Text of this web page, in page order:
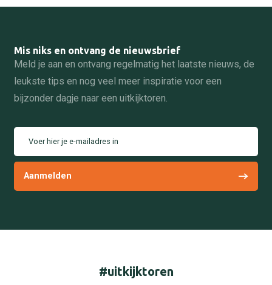
Mis niks en ontvang de nieuwsbrief
Meld je aan en ontvang regelmatig het laatste nieuws, de
leukste tips en nog veel meer inspiratie voor een
bijzonder dagje naar een uitkijktoren.
Voer hier je e-mailadres in
#uitkijktoren